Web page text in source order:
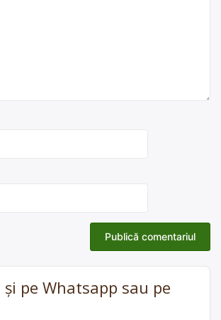
și pe Whatsapp sau pe